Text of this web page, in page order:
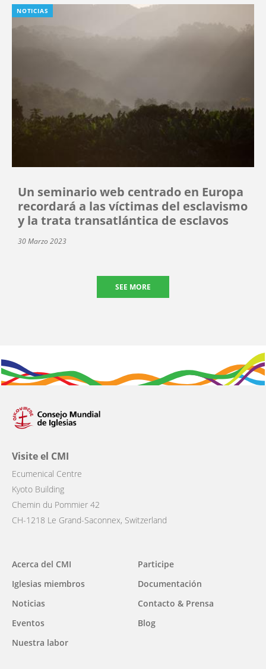
NOTICIAS
Un seminario web centrado en Europa
recordará a las víctimas del esclavismo
y la trata transatlántica de esclavos
30 Marzo 2023
SEE MORE
Visite el CMI
Ecumenical Centre
Kyoto Building
Chemin du Pommier 42
CH-1218 Le Grand-Saconnex, Switzerland
Main
navigation
Acerca del CMI
Iglesias miembros
Noticias
Eventos
Nuestra labor
Participe
Documentación
Contacto & Prensa
Blog